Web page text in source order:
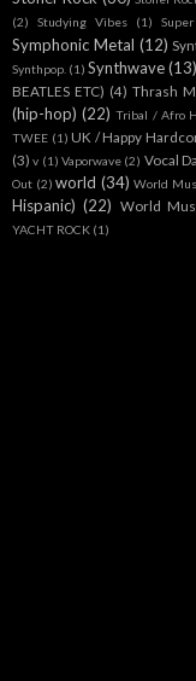
(2)
Studying Vibes (1)
Symphonic Metal (12)
Synthpop. (1) Synthwave (13)
BEATLES ETC) (4) Thrash
(hip-hop) (22) Tribal / Afro
TWEE (1) UK / Happy
(3) v (1) Vaporwave (2) Vocal
Out (2) world (34) World
Hispanic) (22) World
YACHT ROCK (1)